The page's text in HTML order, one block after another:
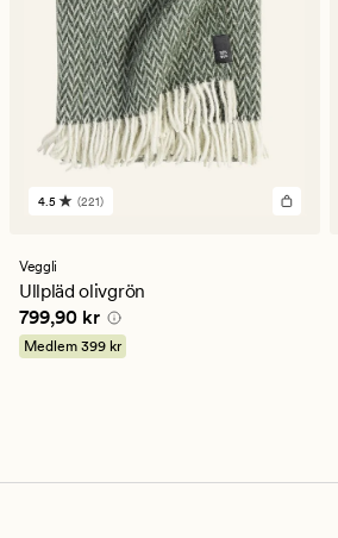
221
ett
genomsnittligt
betyg
på
4.5
4.5 (221)
Veggli
Ullpläd olivgrön
Pris 799,90 kr
799,90 kr
Medlem 399 kr